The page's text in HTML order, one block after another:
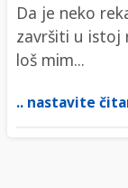
Da je neko
završiti u istoj
loš mim...
.. nastavite